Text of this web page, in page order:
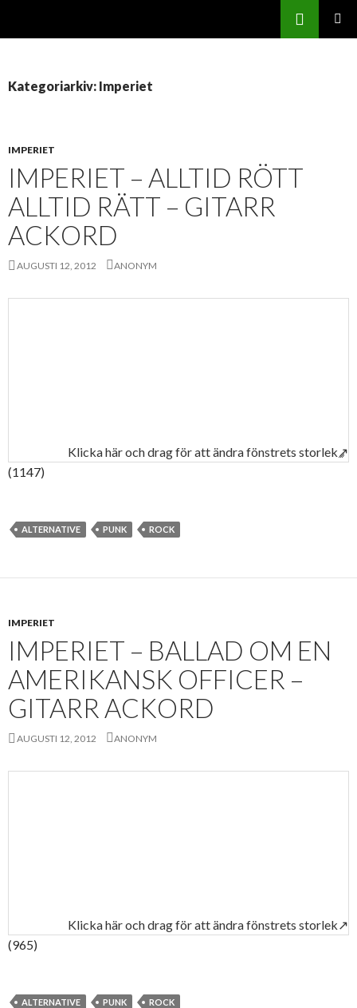
Kategoriarkiv: Imperiet
IMPERIET
IMPERIET – ALLTID RÖTT
ALLTID RÄTT – GITARR
ACKORD
AUGUSTI 12, 2012 ANONYM
Klicka här och drag för att ändra fönstrets storlek↗
(1147)
ALTERNATIVE PUNK ROCK
IMPERIET
IMPERIET – BALLAD OM EN
AMERIKANSK OFFICER –
GITARR ACKORD
AUGUSTI 12, 2012 ANONYM
Klicka här och drag för att ändra fönstrets storlek↗
(965)
ALTERNATIVE PUNK ROCK